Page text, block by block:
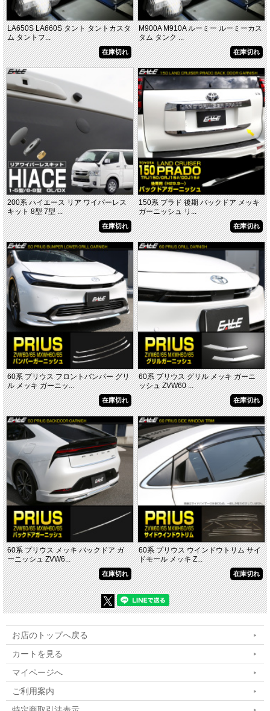
LA650S LA660S タント タントカスタ
ム タントフ...
在庫切れ
M900A M910A ルーミー ルーミーカス
タム タンク ...
在庫切れ
200系 ハイエース リア ワイパーレス
キット 8型 7型 ...
在庫切れ
150系 プラド 後期 バックドア メッキ
ガーニッシュ リ...
在庫切れ
60系 プリウス フロントバンパー グリ
ル メッキ ガーニッ...
在庫切れ
60系 プリウス グリル メッキ ガーニ
ッシュ ZVW60 ...
在庫切れ
60系 プリウス メッキ バックドア ガ
ーニッシュ ZVW6...
在庫切れ
60系 プリウス ウインドウトリム サイ
ドモール メッキ Z...
在庫切れ
お店のトップへ戻る
カートを見る
マイページへ
ご利用案内